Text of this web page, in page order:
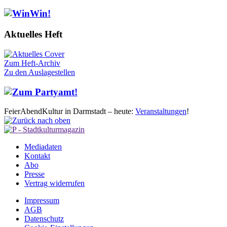
Aktuelles Heft
Zum Heft-Archiv
Zu den Auslagestellen
FeierAbendKultur in Darmstadt – heute: Veranstaltungen!
Mediadaten
Kontakt
Abo
Presse
Vertrag widerrufen
Impressum
AGB
Datenschutz